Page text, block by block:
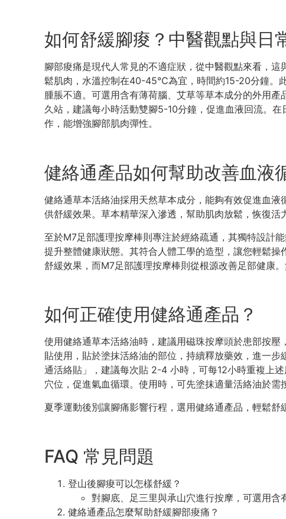
如何舒緩腳痠？中醫觀點與日
腳部痠痛是現代人常見的不適症狀，從中醫觀點來看，
鬆肌肉，水溫控制在40-45℃為宜，時間約15-20分鐘。
腫脹不適。可選用含有薄荷腦、艾草等草本成分的外用
久站，建議每小時活動雙腳5-10分鐘，促進血液回流。
作，能增強腳部肌肉彈性。
健絡通產品如何幫助改善血液
健絡通草本活絡油採用天然草本成分，能夠有效促進血
供舒緩效果。草本精華深入滲透，幫助肌肉放鬆，恢復活
至於M7足部護理按摩棒則專注於經絡疏通，其獨特設計
提升整體健康狀態。其符合人體工學的造型，讓您輕鬆
舒緩效果，而M7足部護理按摩棒則從根源改善足部健康
如何正確使用健絡通產品？
使用健絡通草本活絡油時，建議用磁珠按摩頭於患部按
貼使用，貼於塗抹活絡油的部位，持續釋放藥效，進一
通活絡貼」，建議每次貼 2-4 小時，可每12小時重複上
穴位，促進氣血循環。使用時，可先塗抹適量活絡油於需
夏季運動後別讓腳痛影響行程，選用健絡通產品，輕鬆舒
FAQ 常見問題
登山後腳痠可以怎樣舒緩？
對腳底、足三里與承山穴進行按摩，可選用含
健絡通產品怎麼幫助舒緩腳部痠痛？